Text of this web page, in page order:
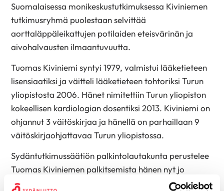
Suomalaisessa monikeskustutkimuksessa Kiviniemen
tutkimusryhmä puolestaan selvittää
aorttaläppäleikattujen potilaiden eteisvärinän ja
aivohalvausten ilmaantuvuutta.
Tuomas Kiviniemi syntyi 1979, valmistui lääketieteen
lisensiaatiksi ja väitteli lääketieteen tohtoriksi Turun
yliopistosta 2006. Hänet nimitettiin Turun yliopiston
kokeellisen kardiologian dosentiksi 2013. Kiviniemi on
ohjannut 3 väitöskirjaa ja hänellä on parhaillaan 9
väitöskirjaohjattavaa Turun yliopistossa.
Sydäntutkimussäätiön palkintolautakunta perustelee
Tuomas Kiviniemen palkitsemista hänen nyt jo
vaikuttavilla tutkimusansioillaan. Kiviniemi on myös